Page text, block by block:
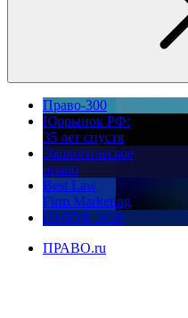
Право-300
Юррынок РФ:
35 лет спустя
Экологическое
право
Best Law
Firm Marketing
ПМЮФ 2026
ПРАВО.ru